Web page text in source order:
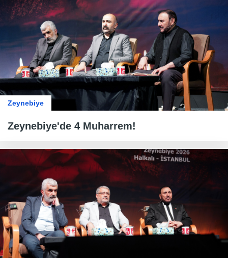
Zeynebiye
Zeynebiye'de 4 Muharrem!